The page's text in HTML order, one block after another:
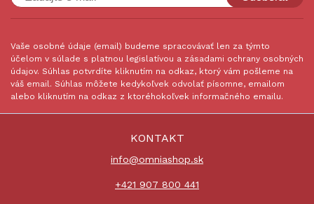
Vaše osobné údaje (email) budeme spracovávať len za týmto
účelom v súlade s platnou legislatívou a zásadami ochrany osobných
údajov. Súhlas potvrdíte kliknutím na odkaz, ktorý vám pošleme na
váš email. Súhlas môžete kedykoľvek odvolať písomne, emailom
alebo kliknutím na odkaz z ktoréhokoľvek informačného emailu.
KONTAKT
info@omniashop.sk
+421 907 800 441